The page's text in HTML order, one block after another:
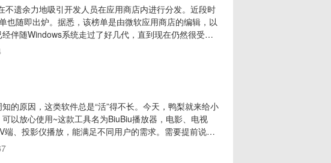
遗余力地吸引开发人员在应用商店内进行分发。近段时
随即出炉。据悉，该榜单是由微软应用商店的编辑，以
伴随Windows系统走过了好几代，直到现在仍然很受欢
通用应用程序（例如图像编辑器、办公工具或浏览器）。
于使用，并且都是免费应用或提供免费版本，非常值得
的原因，这类软件总是“活”得不长。今天，鸭梨就来给小
以放心使用~这款工具名为BiuBiu播放器，电影、电视
、投影仪播放，能满足不同用户的需求。需要提前说明
空壳播放器，无法直接观看影视内容。下载安装打开
就可以正常使用了，操作很简单！毫不夸张的说，它拥有